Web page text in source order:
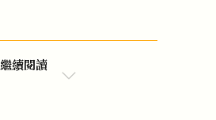
繼續閱讀